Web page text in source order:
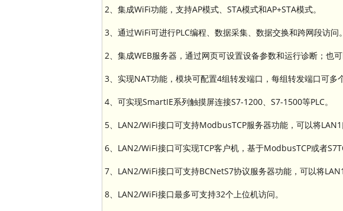
2、集成WiFi功能，支持AP模式、STA模式和AP+STA模式。
3、通过WiFi可进行PLC编程、数据采集、数据交换和跨网段访问。
2、集成WEB服务器，通过网页可设置设备参数和运行诊断；也
3、实现NAT功能，模块可配置4组转发端口，每组转发端口可多
4、可实现SmartIE系列触摸屏连接S7-1200、S7-1500等PLC。
5、LAN2/WiFi接口可支持ModbusTCP服务器功能，可以将
6、LAN2/WiFi接口可实现TCP客户机，基于ModbusTCP或者
7、LAN2/WiFi接口可支持BCNetS7协议服务器功能，可以将
8、LAN2/WiFi接口最多可支持32个上位机访问。